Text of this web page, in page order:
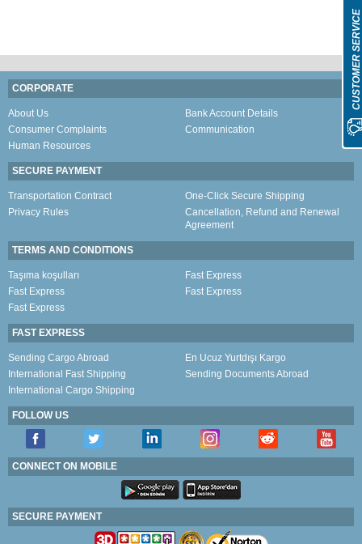
CORPORATE
About Us
Bank Account Details
Consumer Complaints
Communication
Human Resources
SECURE PAYMENT
Transportation Contract
One-Click Secure Shipping
Privacy Rules
Cancellation, Refund and Renewal
Agreement
TERMS AND CONDITIONS
Taşıma koşulları
Fast Express
Fast Express
Fast Express
Fast Express
FAST EXPRESS
Sending Cargo Abroad
En Ucuz Yurtdışı Kargo
International Fast Shipping
Sending Documents Abroad
International Cargo Shipping
FOLLOW US
CONNECT ON MOBILE
SECURE PAYMENT
CUSTOMER SERVICE